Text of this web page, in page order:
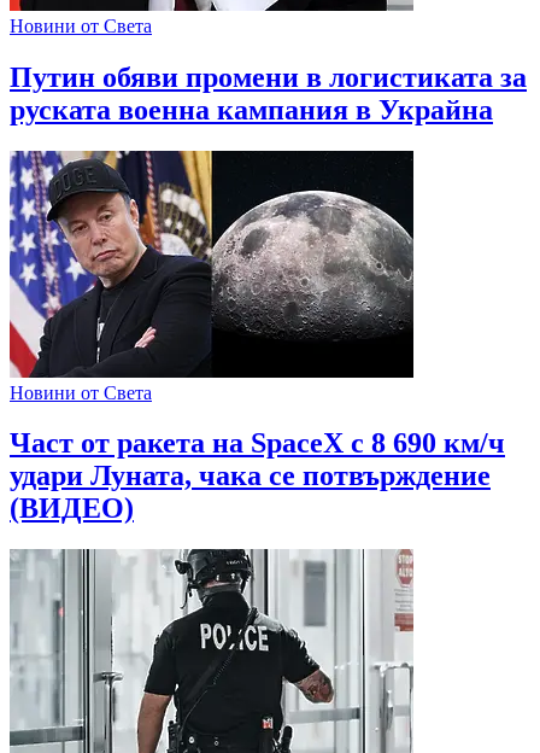
Новини от Света
Путин обяви промени в логистиката за
руската военна кампания в Украйна
Новини от Света
Част от ракета на SpaceX с 8 690 км/ч
удари Луната, чака се потвърждение
(ВИДЕО)